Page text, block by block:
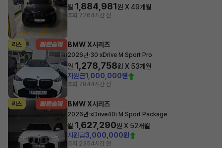
월 1,884,981원 X49개월
조회 7264시간 전
리스 BMW X시리즈
2026년·30 xDrive M Sport Pro
월 1,278,758원 X 53개월
지원금1,000,000원
조회 7844시간 전
리스 BMW X시리즈
2026년·xDrive40i M Sport Package
월 1,627,290원 X 52개월
지원금3,000,000원
조회 2354시간 전